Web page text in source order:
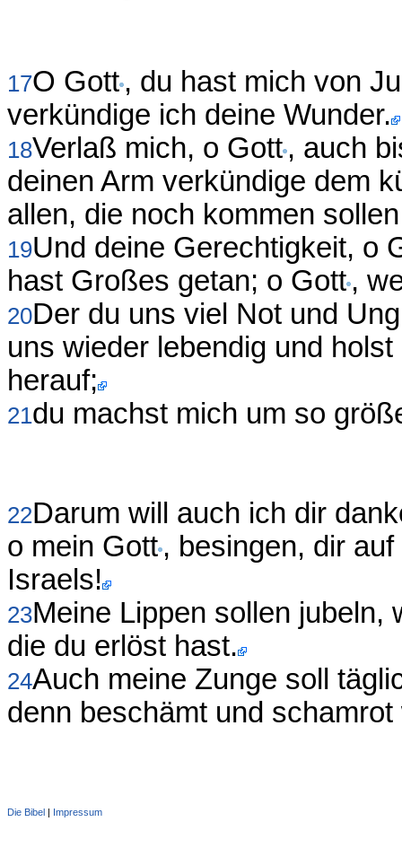
17O Gott , du hast mich von
verkündige ich deine Wunder.
18Verlaß mich, o Gott , auch
deinen Arm verkündige dem
allen, die noch kommen
19Und deine Gerechtigkeit, o
hast Großes getan; o Gott ,
20Der du uns viel Not und
uns wieder lebendig und
herauf;
21du machst mich um so
22Darum will auch ich dir
o mein Gott , besingen, dir
Israels!
23Meine Lippen sollen jubeln,
die du erlöst hast.
24Auch meine Zunge soll
denn beschämt und
Die Bibel | Impressum